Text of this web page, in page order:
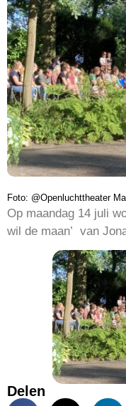
Foto: @Openluchttheater
Op maandag 14 juli
wil de maan’ van
Delen